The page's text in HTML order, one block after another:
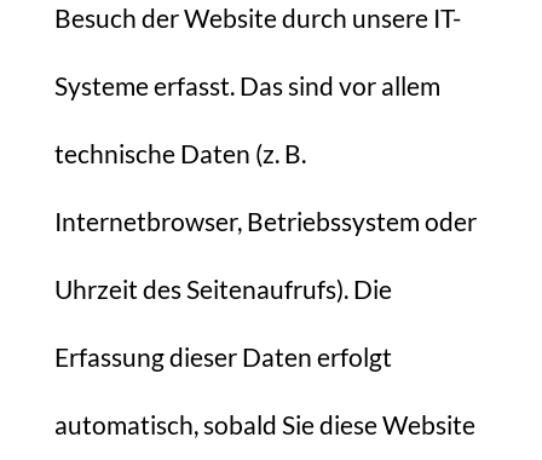
Besuch der Website durch unsere IT-
Systeme erfasst. Das sind vor allem
technische Daten (z. B.
Internetbrowser, Betriebssystem oder
Uhrzeit des Seitenaufrufs). Die
Erfassung dieser Daten erfolgt
automatisch, sobald Sie diese Website